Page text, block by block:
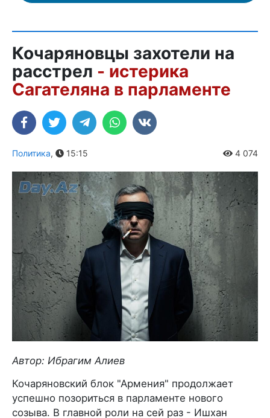
Кочаряновцы захотели на
расстрел - истерика
Сагателяна в парламенте
Политика, 15:15 4 074
Автор: Ибрагим Алиев
Кочаряновский блок "Армения" продолжает
успешно позориться в парламенте нового
созыва. В главной роли на сей раз - Ишхан